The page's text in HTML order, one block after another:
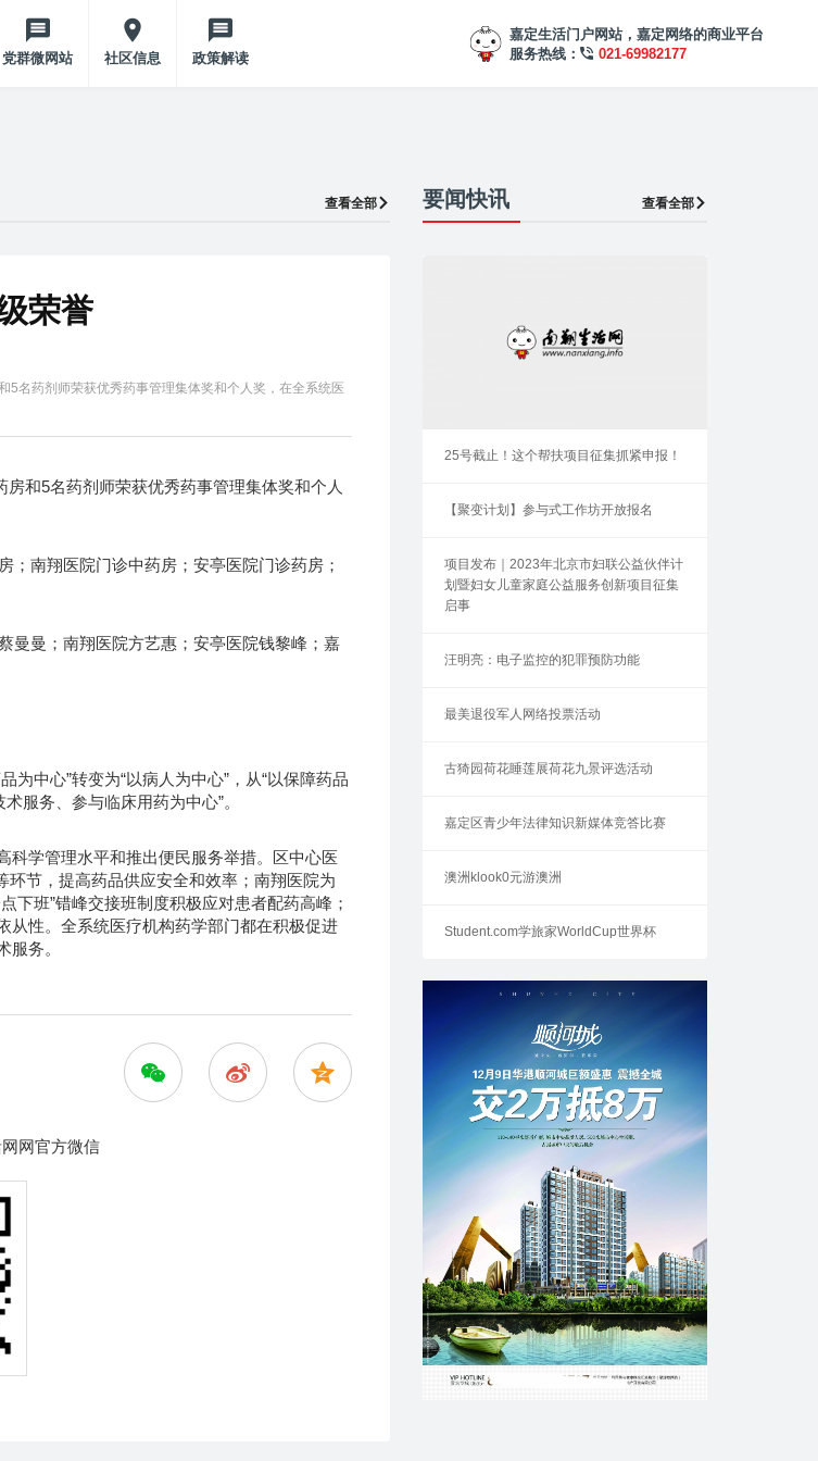
党群微网站 社区信息 政策解读
嘉定生活门户网站，嘉定网络的商业平台
服务热线：
021-69982177
查看全部
荣誉
5名药剂师荣获优秀药事管理集体奖和个人奖，在全系统医
和5名药剂师荣获优秀药事管理集体奖和个人
；南翔医院门诊中药房；安亭医院门诊药房；
曼曼；南翔医院方艺惠；安亭医院钱黎峰；嘉
中心”转变为“以病人为中心”，从“以保障药品
服务、参与临床用药为中心”。
科学管理水平和推出便民服务举措。区中心医
环节，提高药品供应安全和效率；南翔医院为
下班”错峰交接班制度积极应对患者配药高峰；
从性。全系统医疗机构药学部门都在积极促进
务。
网官方微信
要闻快讯 查看全部
25号截止！这个帮扶项目征集抓紧申报！
【聚变计划】参与式工作坊开放报名
项目发布｜2023年北京市妇联公益伙伴计
划暨妇女儿童家庭公益服务创新项目征集
启事
汪明亮：电子监控的犯罪预防功能
最美退役军人网络投票活动
古猗园荷花睡莲展荷花九景评选活动
嘉定区青少年法律知识新媒体竞答比赛
澳洲klook0元游澳洲
Student.com学旅家WorldCup世界杯